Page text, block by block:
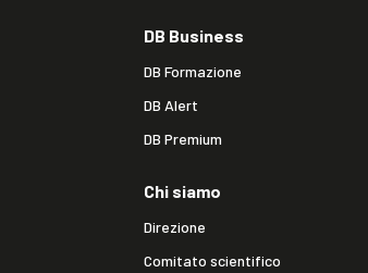
DB Business
DB Formazione
DB Alert
DB Premium
Chi siamo
Direzione
Comitato scientifico